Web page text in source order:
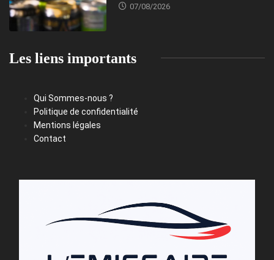
07/08/2026
Les liens importants
Qui Sommes-nous ?
Politique de confidentialité
Mentions légales
Contact